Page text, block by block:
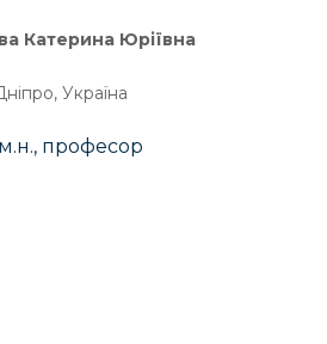
Катерина Юріївна
Україна
професор